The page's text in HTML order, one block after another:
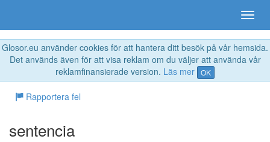
Glosor.eu använder cookies för att hantera ditt besök på vår hemsida.
Det används även för att visa reklam om du väljer att använda vår
reklamfinansierade version. Läs mer OK
Rapportera fel
sentencia